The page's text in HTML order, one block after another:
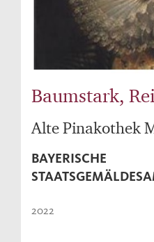
Baumstark,
Alte Pinakothek
BAYERISCHE
2022